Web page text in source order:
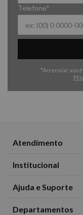
*Ao enviar
Telefone*
Atendimento
Institucional
Ajuda e Suporte
Departamentos